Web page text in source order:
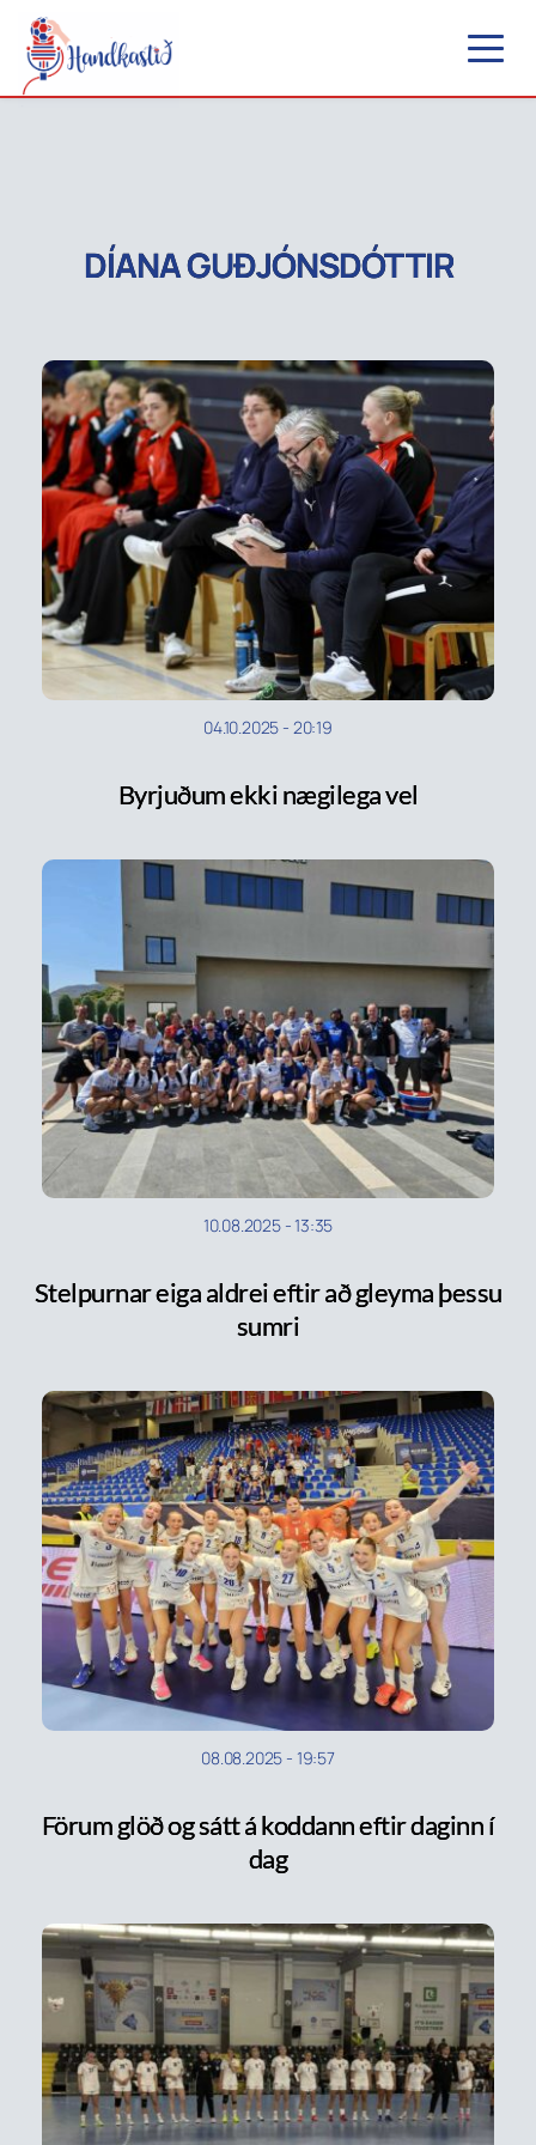
DÍANA GUÐJÓNSDÓTTIR
04.10.2025 - 20:19
Byrjuðum ekki nægilega vel
10.08.2025-13:35
Stelpurnar eiga aldrei eftir að gleyma þessu
sumri
08.08.2025 - 19:57
Förum glöð og sátt á koddann eftir daginn í
dag